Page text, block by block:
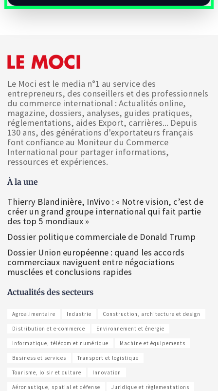
Le Moci est le media n°1 au service des
entrepreneurs, des conseillers et des professionnels
du commerce international : Actualités online,
magazine, dossiers, analyses, guides pratiques,
réglementations, aides Export, carrières... Depuis
130 ans, des générations d'exportateurs français
font confiance au Moniteur du Commerce
International pour partager informations,
ressources et expériences.
À la une
Thierry Blandinière, InVivo : « Notre vision, c’est de
créer un grand groupe international qui fait partie
des top 5 mondiaux »
Dossier politique commerciale de Donald Trump
Dossier Union européenne : quand les accords
commerciaux naviguent entre négociations
musclées et conclusions rapides
Actualités des secteurs
Agroalimentaire Industrie Construction, architecture et design
Distribution et e-commerce Environnement et énergie
Informatique, télécom et numérique Machine et équipements
Business et services Transport et logistique
Tourisme, loisir et culture Innovation
Aéronautique, spatial et défense Juridique et règlementations